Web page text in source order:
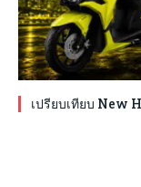
เปรียบเทียบ New